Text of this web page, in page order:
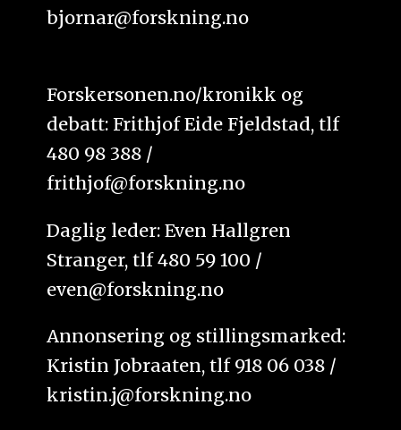
bjornar@forskning.no
Forskersonen.no/kronikk og
debatt: Frithjof Eide Fjeldstad, tlf
480 98 388 /
frithjof@forskning.no
Daglig leder: Even Hallgren
Stranger, tlf 480 59 100 /
even@forskning.no
Annonsering og stillingsmarked:
Kristin Jobraaten, tlf 918 06 038 /
kristin.j@forskning.no